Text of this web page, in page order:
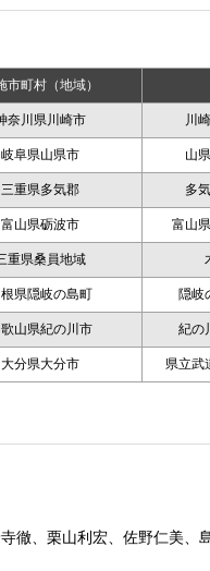
市町村（地域）
奈川県川崎市 川
岐阜県山県市 山
三重県多気郡 多
富山県砺波市 富山
重県桑員地域
県隠岐の島町 隠岐
山県紀の川市 紀の
大分県大分市 県立武
徹、栗山利宏、佐野仁美、